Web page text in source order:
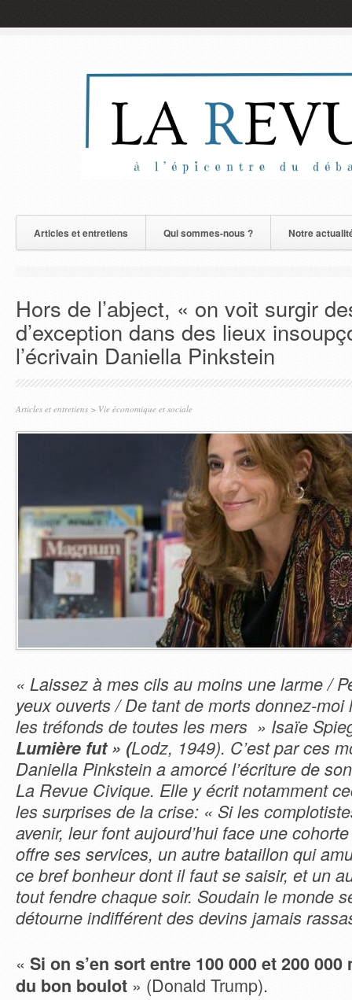
Articles et entretiens Qui sommes-nous ? Notre
Hors de l’abject, « on voit surgir
d’exception dans des lieux
l’écrivain Daniella Pinkstein
Articles et entretiens > Vie économique et sociale
« Laissez à mes cils au moins une larme /
yeux ouverts / De tant de morts donnez-moi
les tréfonds de toutes les mers » Isaïe
Lumière fut » (Lodz, 1949). C’est par ces
Daniella Pinkstein a amorcé l’écriture de
La Revue Civique. Elle y écrit notamment
les surprises de la crise: « Si les
avenir, leur font aujourd’hui face une
offre ses services, un autre bataillon qui
ce bref bonheur dont il faut se saisir, et un
tout fendre chaque soir. Soudain le monde
détourne indifférent des devins jamais
« Si on s’en sort entre 100 000 et 200
du bon boulot » (Donald Trump).